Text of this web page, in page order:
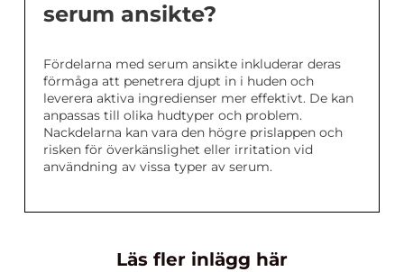
serum ansikte?
Fördelarna med serum ansikte inkluderar deras
förmåga att penetrera djupt in i huden och
leverera aktiva ingredienser mer effektivt. De kan
anpassas till olika hudtyper och problem.
Nackdelarna kan vara den högre prislappen och
risken för överkänslighet eller irritation vid
användning av vissa typer av serum.
Läs fler inlägg här